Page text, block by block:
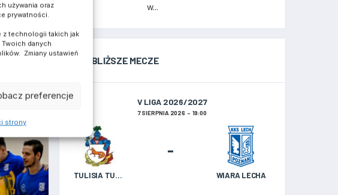
używania oraz
prywatności.
z technologii takich jak
Twoich danych
Zmiany ustawień
preferencje
strony
ON LINKEDIN
w...
NAJBLIŻSZE MECZE
V LIGA 2026/2027
7 SIERPNIA 2026 19:00
TULISIA TULISZKÓW WIARA LECHA
-